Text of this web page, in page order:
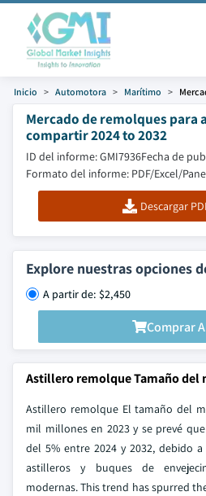
Inicio Automotora Marítimo
Mercado de remolques para
compartir 2024 to 2032
ID del informe: GMI7936Fecha de
Formato del informe: PDF/Excel/
Descargar
Explore nuestras opciones
A partir de: $2,450
Comprar
Astillero remolque Tamaño del
Astillero remolque El tamaño del
mil millones en 2023 y se prevé
del 5% entre 2024 y 2032, debido
astilleros y buques de
modernas. This trend has spurred